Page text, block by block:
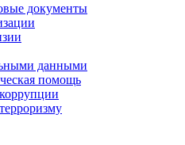
документы
данными
помощь